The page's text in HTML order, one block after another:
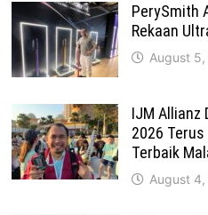
PerySmith
Rekaan
August
IJM Allianz
2026
Terbaik
August